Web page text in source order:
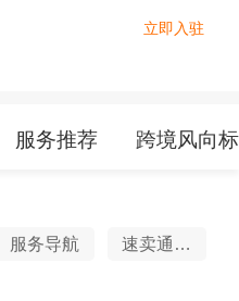
立即入驻
服务推荐 跨境风向标
服务导航
速卖通导